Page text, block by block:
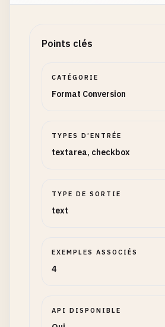
Points clés
CATÉGORIE
Format Conversion
TYPES D’ENTRÉE
textarea, checkbox
TYPE DE SORTIE
text
EXEMPLES ASSOCIÉS
4
API DISPONIBLE